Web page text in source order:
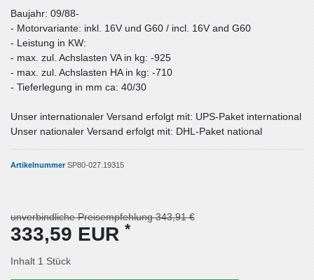
Baujahr: 09/88-
- Motorvariante: inkl. 16V und G60 / incl. 16V and G60
- Leistung in KW:
- max. zul. Achslasten VA in kg: -925
- max. zul. Achslasten HA in kg: -710
- Tieferlegung in mm ca: 40/30
Unser internationaler Versand erfolgt mit: UPS-Paket international
Unser nationaler Versand erfolgt mit: DHL-Paket national
ArtikelnummerSP80-027.19315
unverbindliche Preisempfehlung 343,91 €
333,59 EUR *
Inhalt 1 Stück